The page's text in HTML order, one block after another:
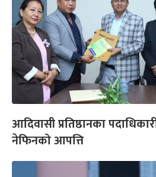
आदिवासी प्रतिष्ठानका
नेफिनको आपत्ति